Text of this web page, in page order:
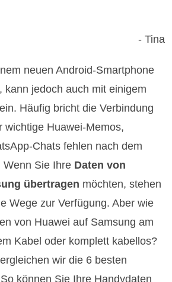
- Tina
neuen Android-Smartphone
kann jedoch auch mit einigem
Häufig bricht die Verbindung
wichtige Huawei-Memos,
Chats fehlen nach dem
Wenn Sie Ihre Daten von
übertragen möchten, stehen
Wege zur Verfügung. Aber wie
von Huawei auf Samsung am
Kabel oder komplett kabellos?
wir die 6 besten
können Sie Ihre Handydaten